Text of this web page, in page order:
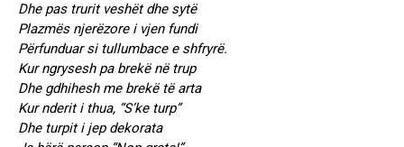
Dhe pas trurit veshët dhe sytë
Plazmës njerëzore i vjen fundi
Përfunduar si tullumbace e shfryrë.
Kur ngrysesh pa brekë në trup
Dhe gdhihesh me brekë të arta
Kur nderit i thua, “S’ke turp”
Dhe turpit i jep dekorata